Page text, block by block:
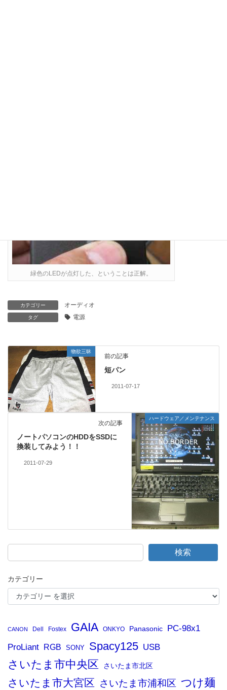
緑色のLEDが点灯した、ということは正解。
カテゴリー オーディオ
タグ 電源
物欲三昧
前の記事
短パン
2011-07-17
ハードウェア／メンテナンス
次の記事
ノートパソコンのHDDをSSDに
換装してみよう！！
2011-07-29
検索
カテゴリー
CANON Dell Fostex GAIA ONKYO Panasonic PC-98x1
ProLiant RGB SONY Spacy125 USB
さいたま市中央区 さいたま市北区
さいたま市大宮区 さいたま市浦和区 つけ麺